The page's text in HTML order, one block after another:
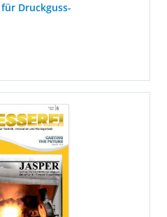
Druckguss-